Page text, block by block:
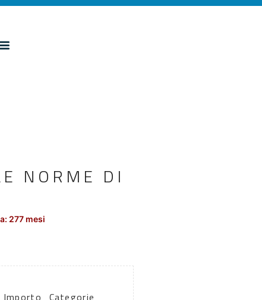
NORME DI
277 mesi
Importo
Categorie